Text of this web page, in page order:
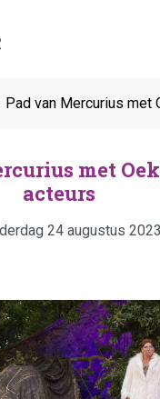
Fit
Pad van Mercurius met
met
acteurs
24 augustus 2023